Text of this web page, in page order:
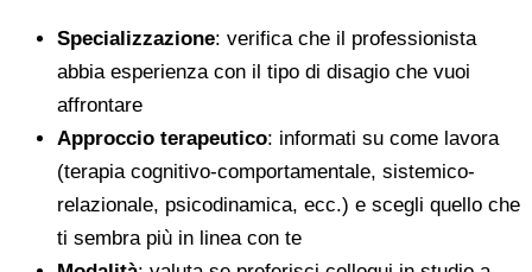
Specializzazione: verifica che il professionista
abbia esperienza con il tipo di disagio che vuoi
affrontare
Approccio terapeutico: informati su come lavora
(terapia cognitivo-comportamentale, sistemico-
relazionale, psicodinamica, ecc.) e scegli quello che
ti sembra più in linea con te